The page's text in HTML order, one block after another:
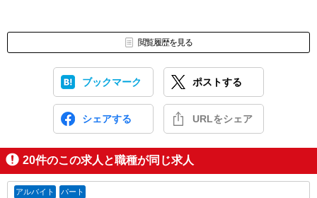
閲覧履歴を見る
ブックマーク ポストする
シェアする URLをシェア
20件のこの求人と職種が同じ求人
アルバイト パート